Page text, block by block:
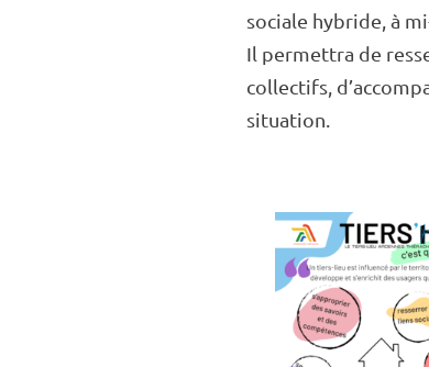
sociale hybride, à
Il permet­tra de
collec­tifs,
situa­tion.